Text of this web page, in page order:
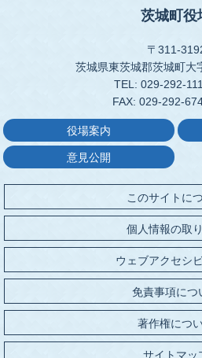
茨城町役
〒311-
茨城県東茨城郡茨城町大
TEL: 029-292-
FAX: 029-292-
役場案内
意見公開
このサイトに
個人情報の取
ウェブアクセシ
免責事項につ
著作権につ
サイトマッ